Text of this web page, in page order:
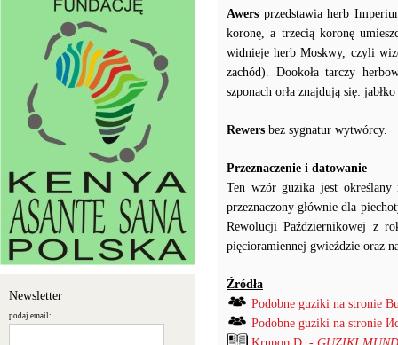
Newsletter
podaj email:
Awers przedstawia herb
koronę, a trzecią koronę
widnieje herb Moskwy, czyli
zachód). Dookoła tarczy
szponach orła znajdują się:
Rewers bez sygnatur wytwórcy.
Przeznaczenie i datowanie
Ten wzór guzika jest
przeznaczony głównie dla
Rewolucji Październikowej z
pięcioramiennej gwieździe oraz
Źródła
Podobne guziki na stronie
Podobne guziki na stronie